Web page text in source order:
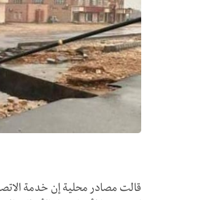
قالت مصادر محلية إن خدمة